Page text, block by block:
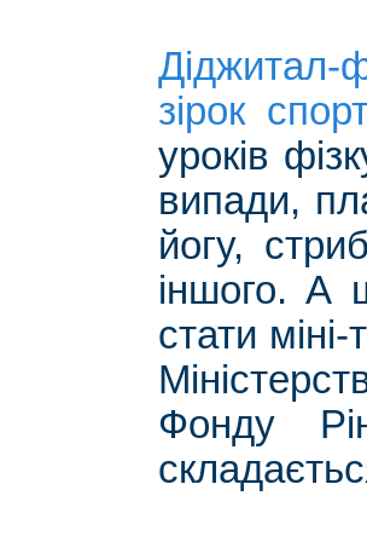
Діджитал-
зірок
уроків
випади,
йогу,
іншого. А
стати
Фонду